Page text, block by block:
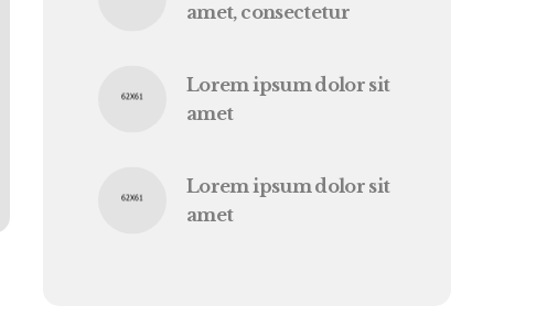
amet, consectetur
Lorem ipsum dolor sit
amet
Lorem ipsum dolor sit
amet